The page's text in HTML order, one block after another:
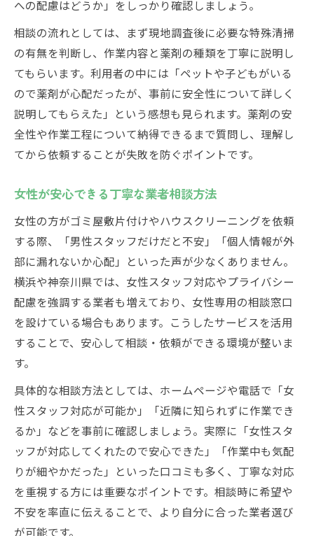
薬剤や安全性に関する口コミポイント解説
丁寧な対応が評判の片付け業者の見抜き方
口コミで比較する薬剤の種類と安全管理
安心と丁寧さが伝わる業者選びの口コミ術
への配慮はどうか」をしっかり確認しましょう。
相談の流れとしては、まず現地調査後に必要な特殊清掃
の有無を判断し、作業内容と薬剤の種類を丁寧に説明し
てもらいます。利用者の中には「ペットや子どもがいる
ので薬剤が心配だったが、事前に安全性について詳しく
説明してもらえた」という感想も見られます。薬剤の安
全性や作業工程について納得できるまで質問し、理解し
てから依頼することが失敗を防ぐポイントです。
女性が安心できる丁寧な業者相談方法
女性の方がゴミ屋敷片付けやハウスクリーニングを依頼
する際、「男性スタッフだけだと不安」「個人情報が外
部に漏れないか心配」といった声が少なくありません。
横浜や神奈川県では、女性スタッフ対応やプライバシー
配慮を強調する業者も増えており、女性専用の相談窓口
を設けている場合もあります。こうしたサービスを活用
することで、安心して相談・依頼ができる環境が整いま
す。
具体的な相談方法としては、ホームページや電話で「女
性スタッフ対応が可能か」「近隣に知られずに作業でき
るか」などを事前に確認しましょう。実際に「女性スタ
ッフが対応してくれたので安心できた」「作業中も気配
りが細やかだった」といった口コミも多く、丁寧な対応
を重視する方には重要なポイントです。相談時に希望や
不安を率直に伝えることで、より自分に合った業者選び
が可能です。